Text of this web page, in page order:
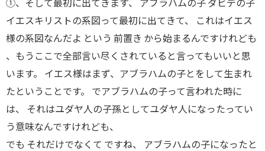
①、そして最初に出てきます、 アブラハムの子 ダビデの子
イエスキリストの系図って最初に出てきて、 これはイエス
様の系図なんだよ という 前置き から始まるんですけれども
、もうここで全部言い尽くされていると言ってもいいと思
います。 イエス様はまず、アブラハムの子とをして生まれ
たということです。 でアブラハムの子って言われた時に
は、 それはユダヤ人の子孫としてユダヤ人になったってい
う意味なんですけれども、
でも それだけでなくて ですね、 アブラハムの子になったと